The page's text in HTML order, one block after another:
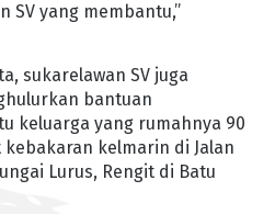
SV yang membantu,”
sukarelawan SV juga
bantuan
keluarga yang rumahnya 90
kelmarin di Jalan
Lurus, Rengit di Batu